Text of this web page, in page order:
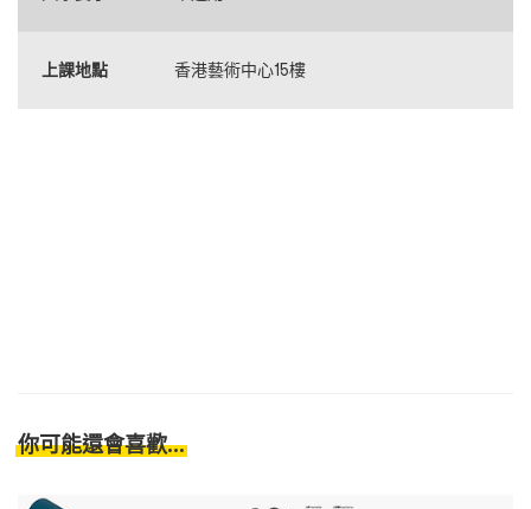
上課地點 香港藝術中心15樓
你可能還會喜歡...